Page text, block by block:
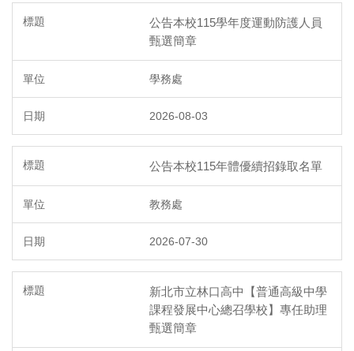
公告本校115學年度運動防護人員
甄選簡章
學務處
2026-08-03
公告本校115年體優續招錄取名單
教務處
2026-07-30
新北市立林口高中【普通高級中學
課程發展中心總召學校】專任助理
甄選簡章